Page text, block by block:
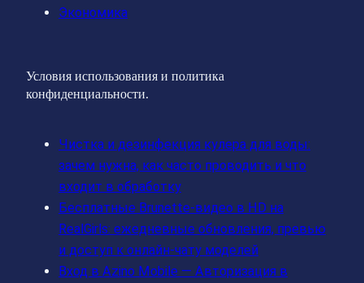
Экономика
Условия использования и политика
конфиденциальности.
Чистка и дезинфекция кулера для воды:
зачем нужна, как часто проводить и что
входит в обработку
Бесплатные Brunette‑видео в HD на
RealGirls: ежедневные обновления, превью
и доступ к онлайн‑чату моделей
Вход в Azino Mobile — Авторизация в